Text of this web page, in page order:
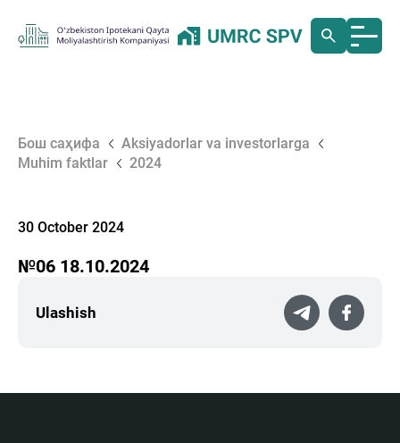
Бош саҳифа
Aksiyadorlar va investorlarga
Muhim faktlar
2024
30 October 2024
№06 18.10.2024
Ulashish